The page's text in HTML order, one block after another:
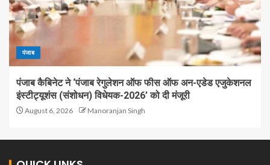
पंजाब
पंजाब कैबिनेट ने ‘पंजाब रेगुलेशन ऑफ फीस ऑफ अन-एडेड एजुकेशनल
इंस्टीट्यूशंस (संशोधन) विधेयक-2026’ को दी मंजूरी
August 6, 2026 Manoranjan Singh